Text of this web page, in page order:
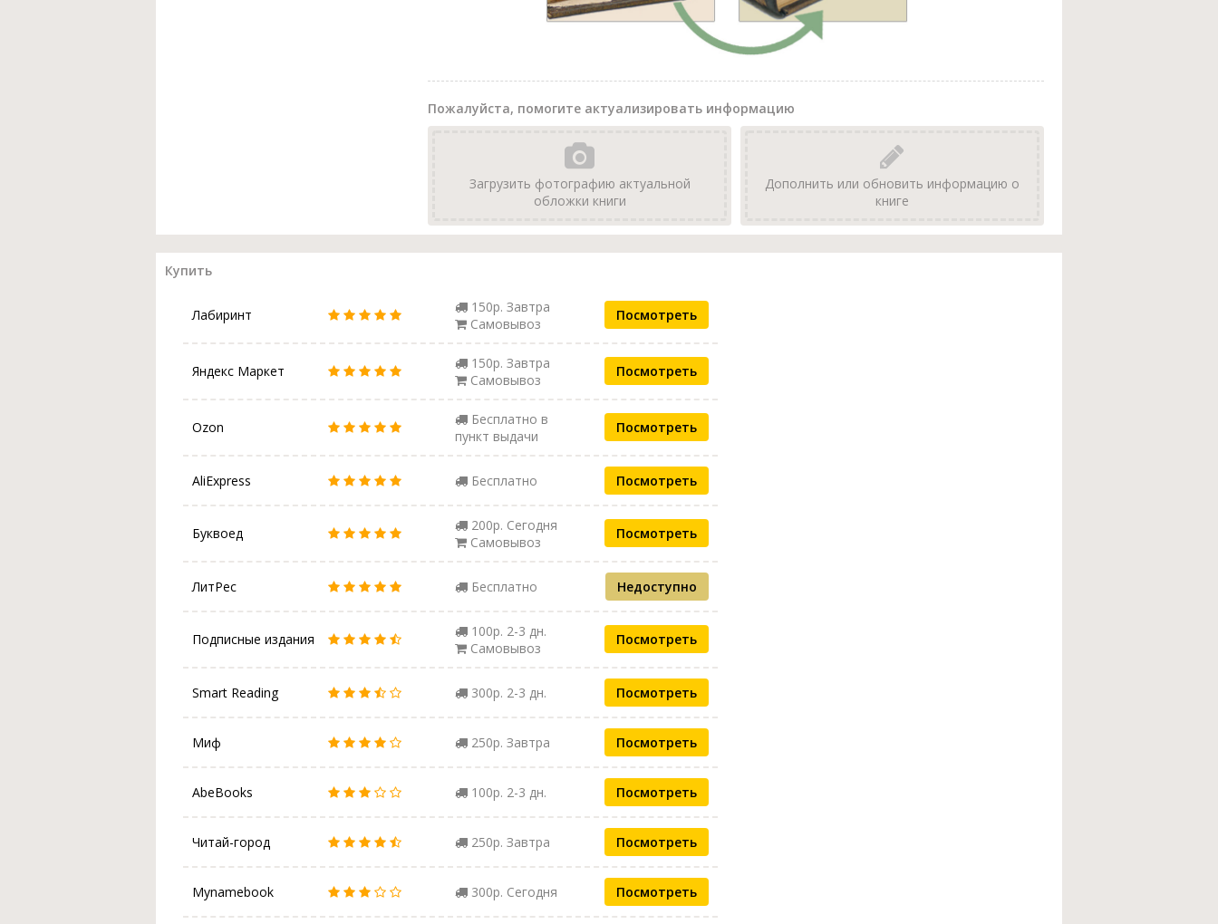
Пожалуйста, помогите актуализировать информацию
Загрузить фотографию актуальной
обложки книги
Дополнить или обновить информацию о
книге
Купить
Лабиринт
150р. Завтра
Самовывоз
Посмотреть
Яндекс Маркет
150р. Завтра
Самовывоз
Посмотреть
Ozon
Бесплатно в
пункт выдачи
Посмотреть
AliExpress Бесплатно Посмотреть
Буквоед
200р. Сегодня
Самовывоз
Посмотреть
ЛитРес Бесплатно Недоступно
Подписные издания
100р. 2-3 дн.
Самовывоз
Посмотреть
Smart Reading 300р. 2-3 дн. Посмотреть
Миф 250р. Завтра Посмотреть
AbeBooks 100р. 2-3 дн. Посмотреть
Читай-город 250р. Завтра Посмотреть
Mynamebook 300р. Сегодня Посмотреть